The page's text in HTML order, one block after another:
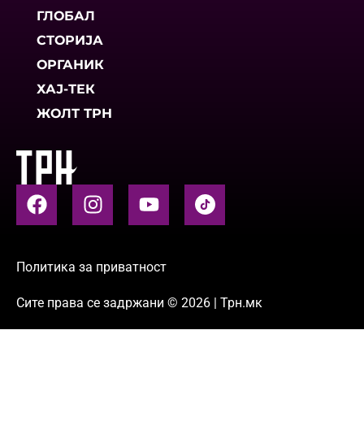
ГЛОБАЛ
СТОРИЈА
ОРГАНИК
ХАЈ-ТЕК
ЖОЛТ ТРН
Политика за приватност
Сите права се задржани © 2026 | Трн.мк